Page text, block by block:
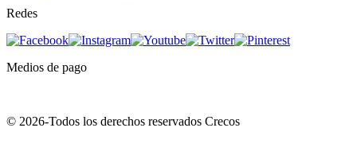
Redes
Medios de pago
© 2026-Todos los derechos reservados Crecos